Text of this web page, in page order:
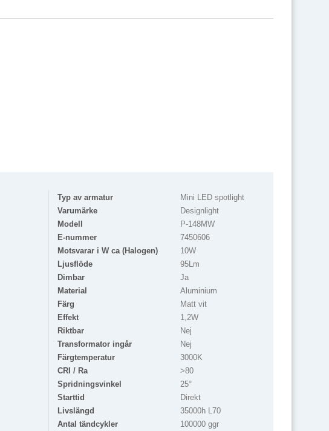
Typ av armatur
Mini LED spotlight
Varumärke
Designlight
Modell
P-148MW
E-nummer
7450606
Motsvarar i W ca (Halogen)
10W
Ljusflöde
95Lm
Dimbar
Ja
Material
Aluminium
Färg
Matt vit
Effekt
1,2W
Riktbar
Nej
Transformator ingår
Nej
Färgtemperatur
3000K
CRI / Ra
>80
Spridningsvinkel
25°
Starttid
Direkt
Livslängd
35000h L70
Antal tändcykler
100000 ggr